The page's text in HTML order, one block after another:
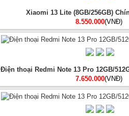
Xiaomi 13 Lite (8GB/256GB)
8.550.000(VNĐ)
Điện thoại Redmi Note 13 Pro 12GB/
7.650.000(VNĐ)